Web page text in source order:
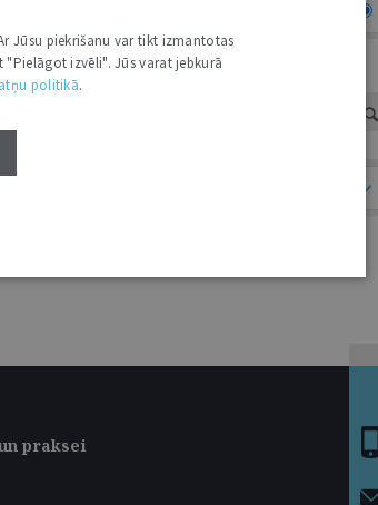
praksei
Jūsu piekrišanu var tikt izmantotas
izvēli". Jūs varat jebkurā
politikā.